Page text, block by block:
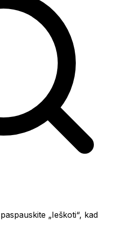
„Ieškoti“, kad